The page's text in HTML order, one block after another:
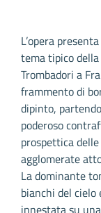
L’opera
tema tipico
Trombadori a
frammento di
dipinto,
poderoso
prospettica
agglomerate
La dominante
bianchi del